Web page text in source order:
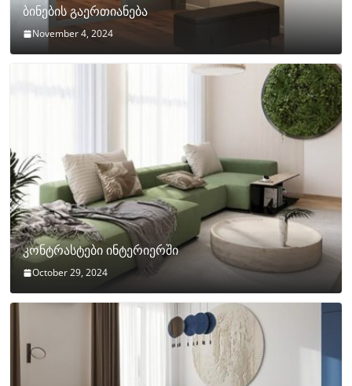
ბინების გაერთიანება
November 4, 2024
კონტრასტები ინტერიერში
October 29, 2024